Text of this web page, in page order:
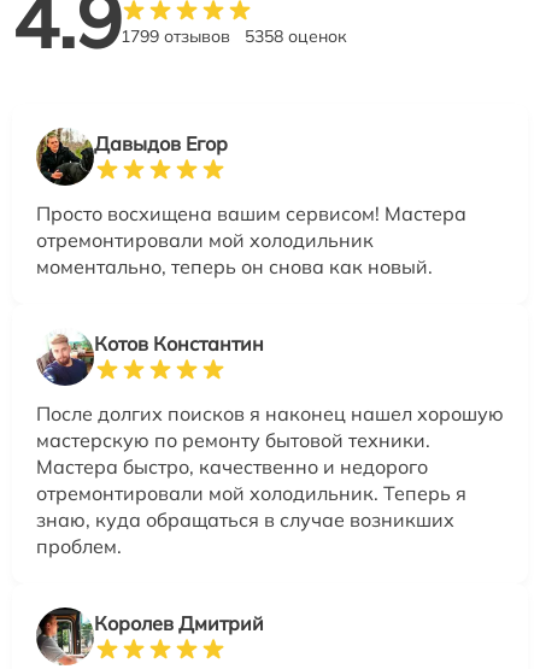
1799 отзывов 5358 оценок
Давыдов Егор
Просто восхищена вашим сервисом! Мастера
отремонтировали мой холодильник
моментально, теперь он снова как новый.
Котов Константин
После долгих поисков я наконец нашел хорошую
мастерскую по ремонту бытовой техники.
Мастера быстро, качественно и недорого
отремонтировали мой холодильник. Теперь я
знаю, куда обращаться в случае возникших
проблем.
Королев Дмитрий